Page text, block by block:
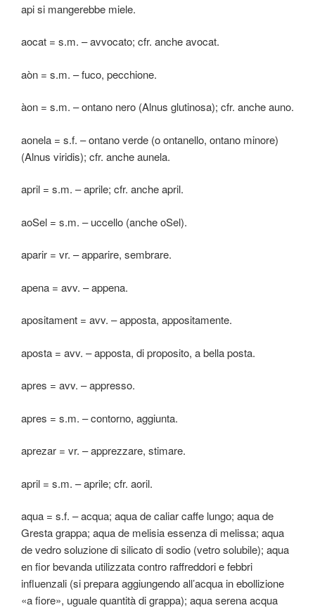
api si mangerebbe miele.
aocat = s.m. – avvocato; cfr. anche avocat.
aòn = s.m. – fuco, pecchione.
àon = s.m. – ontano nero (Alnus glutinosa); cfr. anche auno.
aonela = s.f. – ontano verde (o ontanello, ontano minore)
(Alnus viridis); cfr. anche aunela.
april = s.m. – aprile; cfr. anche april.
aoSel = s.m. – uccello (anche oSel).
aparir = vr. – apparire, sembrare.
apena = avv. – appena.
apositament = avv. – apposta, appositamente.
aposta = avv. – apposta, di proposito, a bella posta.
apres = avv. – appresso.
apres = s.m. – contorno, aggiunta.
aprezar = vr. – apprezzare, stimare.
april = s.m. – aprile; cfr. aoril.
aqua = s.f. – acqua; aqua de caliar caffe lungo; aqua de
Gresta grappa; aqua de melisia essenza di melissa; aqua
de vedro soluzione di silicato di sodio (vetro solubile); aqua
en fior bevanda utilizzata contro raffreddori e febbri
influenzali (si prepara aggiungendo all’acqua in ebollizione
«a fiore», uguale quantità di grappa); aqua serena acqua